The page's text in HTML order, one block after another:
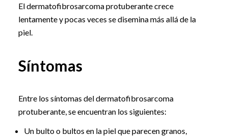
El dermatofibrosarcoma protuberante crece
lentamente y pocas veces se disemina más allá de la
piel.
Síntomas
Entre los síntomas del dermatofibrosarcoma
protuberante, se encuentran los siguientes:
Un bulto o bultos en la piel que parecen granos,